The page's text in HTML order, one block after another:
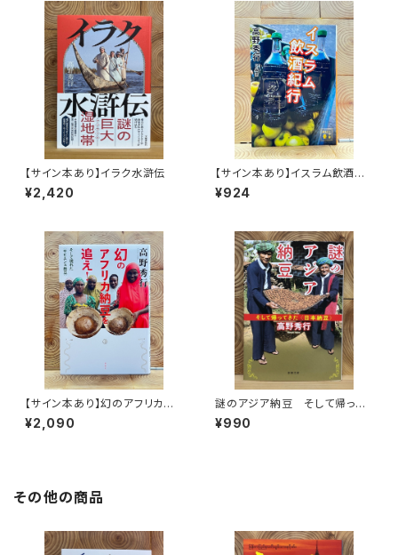
【サイン本あり】イラク水滸伝
¥2,420
【サイン本あり】イスラム飲酒紀
行
¥924
【サイン本あり】幻のアフリカ納
豆を追え！
¥2,090
謎のアジア納豆 そして帰って
きた〈日本納豆〉
¥990
その他の商品